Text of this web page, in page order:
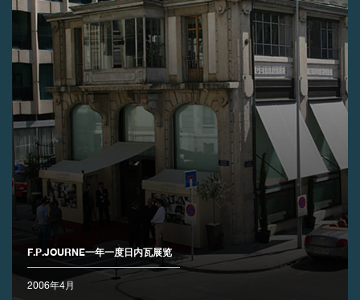
F.P.JOURNE一年一度日内瓦展览
2006年4月
伪冒品